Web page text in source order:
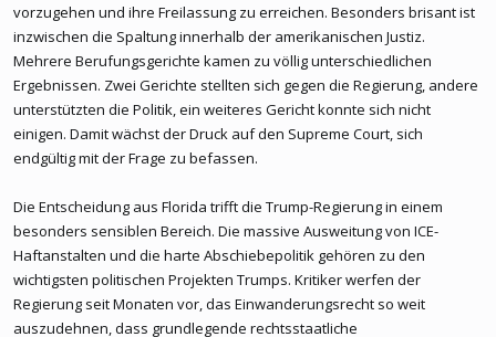
vorzugehen und ihre Freilassung zu erreichen. Besonders brisant ist
inzwischen die Spaltung innerhalb der amerikanischen Justiz.
Mehrere Berufungsgerichte kamen zu völlig unterschiedlichen
Ergebnissen. Zwei Gerichte stellten sich gegen die Regierung, andere
unterstützten die Politik, ein weiteres Gericht konnte sich nicht
einigen. Damit wächst der Druck auf den Supreme Court, sich
endgültig mit der Frage zu befassen.
Die Entscheidung aus Florida trifft die Trump-Regierung in einem
besonders sensiblen Bereich. Die massive Ausweitung von ICE-
Haftanstalten und die harte Abschiebepolitik gehören zu den
wichtigsten politischen Projekten Trumps. Kritiker werfen der
Regierung seit Monaten vor, das Einwanderungsrecht so weit
auszudehnen, dass grundlegende rechtsstaatliche